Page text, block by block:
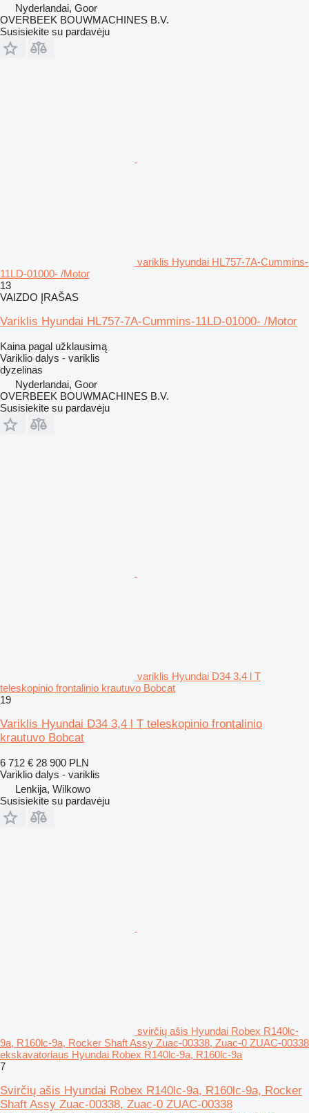
Nyderlandai, Goor
OVERBEEK BOUWMACHINES B.V.
Susisiekite su pardavėju
variklis Hyundai HL757-7A-Cummins-
11LD-01000- /Motor
13
VAIZDO ĮRAŠAS
Variklis Hyundai HL757-7A-Cummins-11LD-01000- /Motor
Kaina pagal užklausimą
Variklio dalys - variklis
dyzelinas
Nyderlandai, Goor
OVERBEEK BOUWMACHINES B.V.
Susisiekite su pardavėju
variklis Hyundai D34 3,4 l T
teleskopinio frontalinio krautuvo Bobcat
19
Variklis Hyundai D34 3,4 l T teleskopinio frontalinio
krautuvo Bobcat
6 712 € 28 900 PLN
Variklio dalys - variklis
Lenkija, Wilkowo
Susisiekite su pardavėju
svirčių ašis Hyundai Robex R140lc-
9a, R160lc-9a, Rocker Shaft Assy Zuac-00338, Zuac-0 ZUAC-00338
ekskavatoriaus Hyundai Robex R140lc-9a, R160lc-9a
7
Svirčių ašis Hyundai Robex R140lc-9a, R160lc-9a, Rocker
Shaft Assy Zuac-00338, Zuac-0 ZUAC-00338